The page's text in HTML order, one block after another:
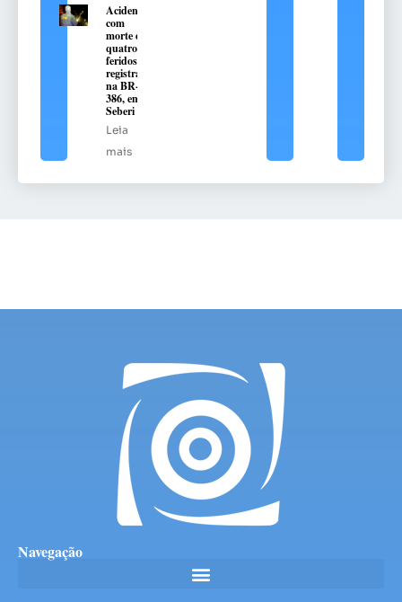
Acidente
com
morte e
quatro
feridos é
registrado
na BR-
386, em
Seberi
Leia
mais
Navegação